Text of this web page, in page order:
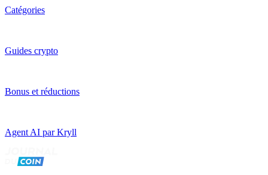
Catégories
Guides crypto
Bonus et réductions
Agent AI par Kryll